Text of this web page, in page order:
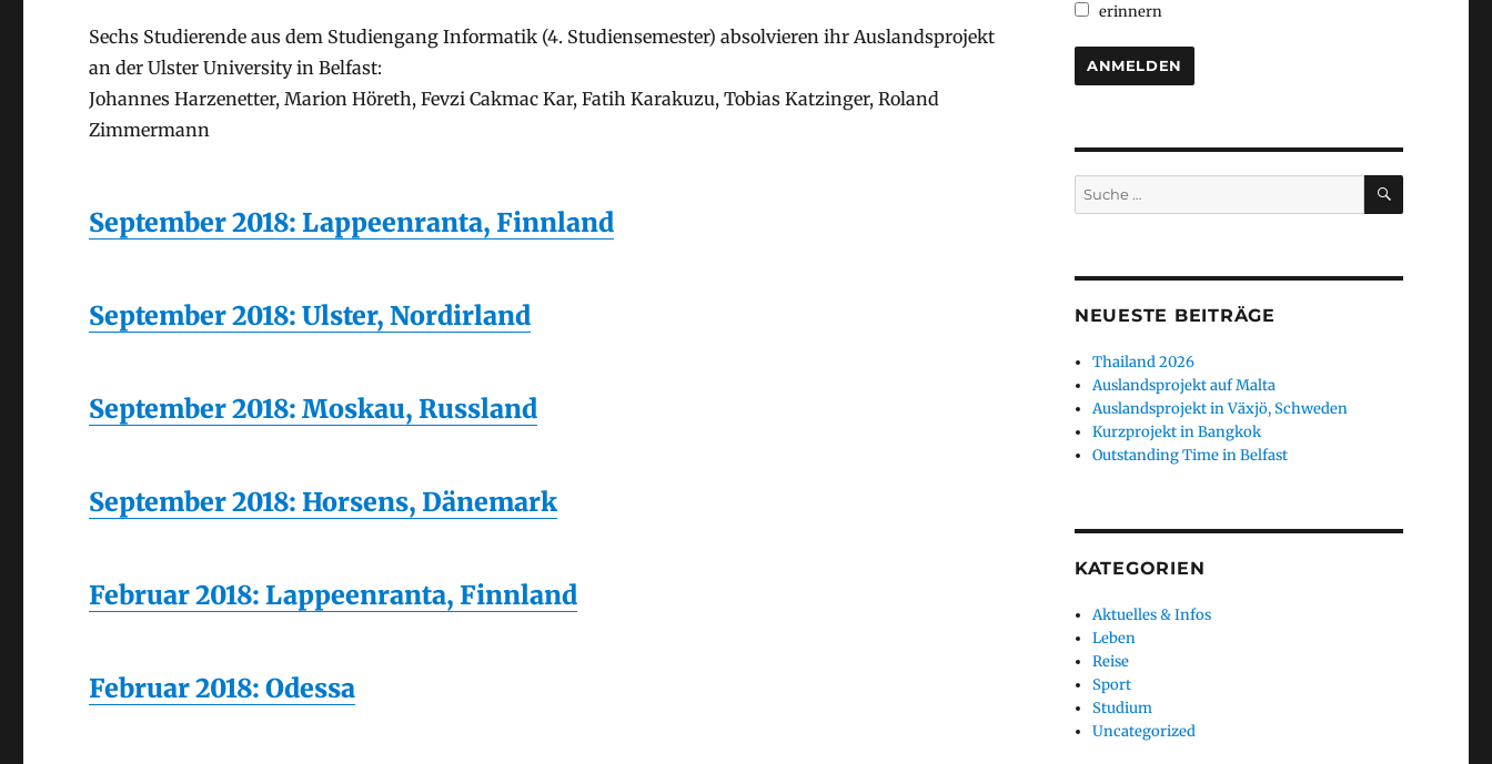
Sechs Studierende aus dem Studiengang Informatik (4. Studiensemester) absolvieren ihr Auslandsprojekt
an der Ulster University in Belfast:
Johannes Harzenetter, Marion Höreth, Fevzi Cakmac Kar, Fatih Karakuzu, Tobias Katzinger, Roland
Zimmermann
September 2018: Lappeenranta, Finnland
September 2018: Ulster, Nordirland
September 2018: Moskau, Russland
September 2018: Horsens, Dänemark
Februar 2018: Lappeenranta, Finnland
Februar 2018: Odessa
erinnern
Suche
nach:
SUCHEN
NEUESTE BEITRÄGE
Thailand 2026
Auslandsprojekt auf Malta
Auslandsprojekt in Växjö, Schweden
Kurzprojekt in Bangkok
Outstanding Time in Belfast
KATEGORIEN
Aktuelles & Infos
Leben
Reise
Sport
Studium
Uncategorized